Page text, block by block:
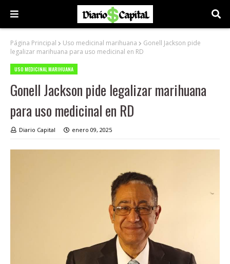
Página Principal Uso medicinal marihuana
Gonell Jackson pide
legalizar marihuana para uso medicinal en RD
USO MEDICINAL MARIHUANA
Gonell Jackson pide legalizar marihuana
para uso medicinal en RD
Diario Capital enero 09, 2025